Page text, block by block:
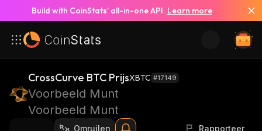
Build with CoinStats’ all-in-one API. Learn more
CrossCurve BTC PrijsXBTC #17149
Voorbeeld Munt
Voorbeeld Munt
Omruilen Rapporteer